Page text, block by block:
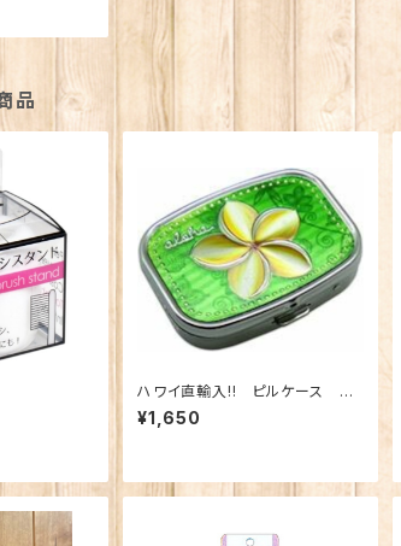
品
ハワイ直輸入!! ピルケース プ
ルメリア
¥1,650